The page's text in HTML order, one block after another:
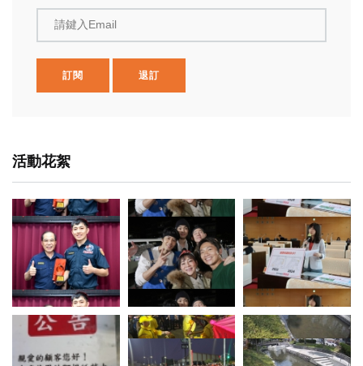
請鍵入Email
訂閱 退訂
活動花絮